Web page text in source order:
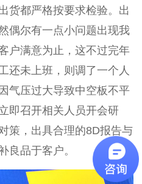
都严格按要求检验。出
偶尔有一点小问题出现我
户满意为止，这不过完年
还未上班，则调了一个人
气压过大导致中空板不平
即召开相关人员开会研
策，出具合理的8D报告与
良品于客户。